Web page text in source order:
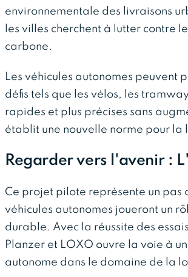
environnementale des livraisons
les villes cherchent à lutter contre
carbone.
Les véhicules autonomes peuvent
défis tels que les vélos, les
rapides et plus précises sans
établit une nouvelle norme pour
Regarder vers l'avenir :
Ce projet pilote représente un pas
véhicules autonomes joueront un
durable. Avec la réussite des
Planzer et LOXO ouvre la voie à
autonome dans le domaine de la